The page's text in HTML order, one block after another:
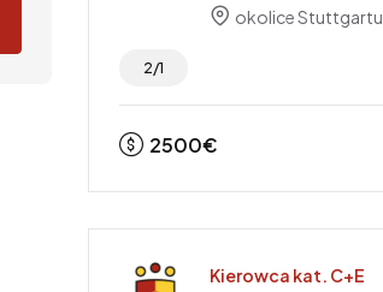
okolice Stuttgartu
2/1
2500€
Kierowca kat. C+E